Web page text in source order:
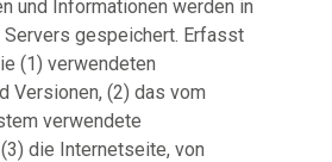
und Informationen werden in
gespeichert. Erfasst
(1) verwendeten
Versionen, (2) das vom
verwendete
die Internetseite, von